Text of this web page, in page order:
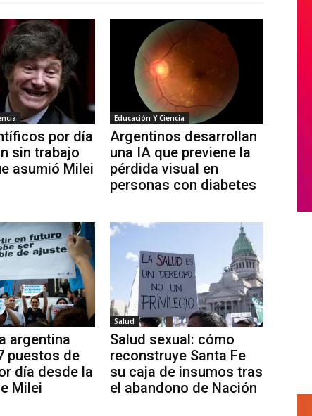
por día
sin trabajo
asumió Milei
Educación Y Ciencia
Argentinos desarrollan
una IA que previene la
pérdida visual en
personas con diabetes
argentina
puestos de
día desde la
Milei
Salud
Salud sexual: cómo
reconstruye Santa Fe
su caja de insumos tras
el abandono de Nación